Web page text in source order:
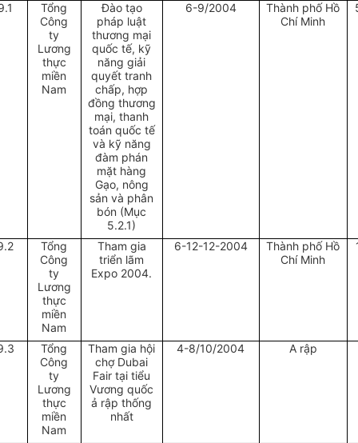
Tổng
Công
ty
Lương
thực
miền
Nam
Đào tạo
pháp luật
thương mại
quốc tế, kỹ
năng giải
quyết tranh
chấp, hợp
đồng thương
mại, thanh
toán quốc tế
và kỹ năng
đàm phán
mặt hàng
Gạo, nông
sản và phân
bón (Mục
5.2.1)
6-9/2004
Thành phố Hồ
Chí Minh
Tổng
Công
ty
Lương
thực
miền
Nam
Tham gia
triển lãm
Expo 2004.
6-12-12-2004
Thành phố Hồ
Chí Minh
Tổng
Công
ty
Lương
thực
miền
Nam
Tham gia hội
chợ Dubai
Fair tại tiểu
Vương quốc
ả rập thống
nhất
4-8/10/2004 A rập